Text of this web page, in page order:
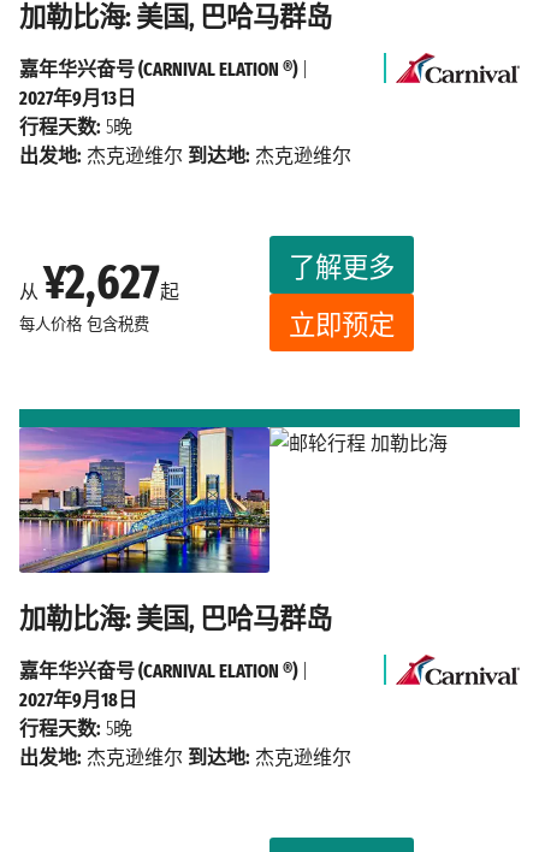
加勒比海: 美国, 巴哈马群岛
从 ¥2,627起
每人价格 包含税费
了解更多
立即预定
嘉年华兴奋号 (CARNIVAL ELATION ®)|
2027年9月13日
行程天数: 5晚
出发地: 杰克逊维尔 到达地: 杰克逊维尔
加勒比海: 美国, 巴哈马群岛
嘉年华兴奋号 (CARNIVAL ELATION ®)|
2027年9月18日
行程天数: 5晚
出发地: 杰克逊维尔 到达地: 杰克逊维尔